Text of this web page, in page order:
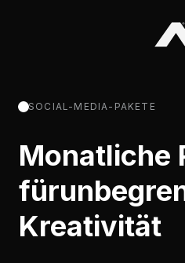
SOCIAL-MEDIA-PAKETE
Monatliche
für
Kreativität